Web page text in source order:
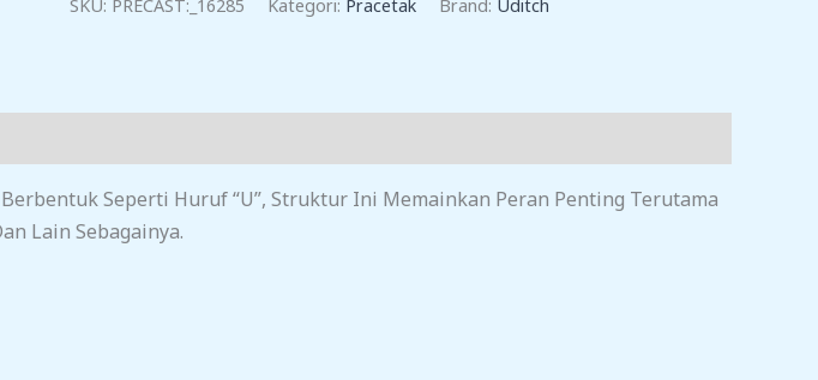
SKU: PRECAST:_16285 Kategori: Pracetak Brand: Uditch
Seperti Huruf “U”, Struktur Ini Memainkan Peran Penting Terutama
Lain Sebagainya.